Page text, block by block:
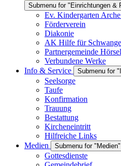
Submenu for "Einrichtungen &
Ev. Kindergarten
Förderverein
Diakonie
AK Hilfe für
Partnergemeinde
Verbundene Werke
Info & Service
Submenu for
Seelsorge
Taufe
Konfirmation
Trauung
Bestattung
Kircheneintritt
Hilfreiche Links
Medien
Submenu for "Medien"
Gottesdienste